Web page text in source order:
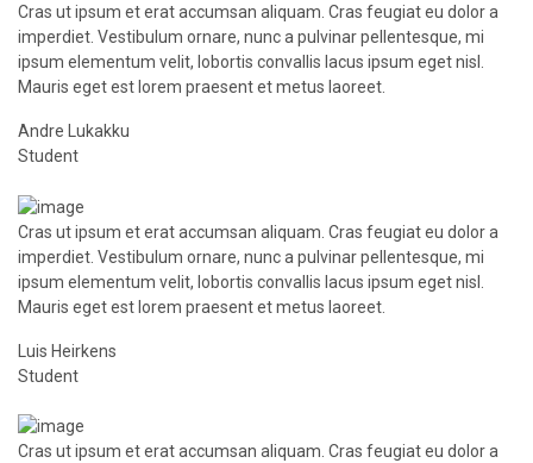
Cras ut ipsum et erat accumsan aliquam. Cras feugiat eu dolor a
imperdiet. Vestibulum ornare, nunc a pulvinar pellentesque, mi
ipsum elementum velit, lobortis convallis lacus ipsum eget nisl.
Mauris eget est lorem praesent et metus laoreet.
Andre Lukakku
Student
Cras ut ipsum et erat accumsan aliquam. Cras feugiat eu dolor a
imperdiet. Vestibulum ornare, nunc a pulvinar pellentesque, mi
ipsum elementum velit, lobortis convallis lacus ipsum eget nisl.
Mauris eget est lorem praesent et metus laoreet.
Luis Heirkens
Student
Cras ut ipsum et erat accumsan aliquam. Cras feugiat eu dolor a